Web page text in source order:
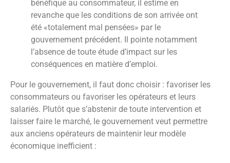
bénéfique au consommateur, il estime en
revanche que les conditions de son arrivée ont
été «totalement mal pensées» par le
gouvernement précédent. Il pointe notamment
l’absence de toute étude d’impact sur les
conséquences en matière d’emploi.
Pour le gouvernement, il faut donc choisir : favoriser les
consommateurs ou favoriser les opérateurs et leurs
salariés. Plutôt que s’abstenir de toute intervention et
laisser faire le marché, le gouvernement veut permettre
aux anciens opérateurs de maintenir leur modèle
économique inefficient :